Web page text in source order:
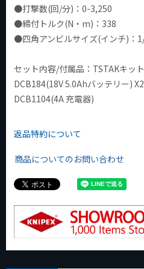
●打撃数(回/分)：0-3,250
●締付トルク(N・m)：338
●四角アンビルサイズ(インチ)：
セット内容/付属品：TSTAKキッ
DCB184(18V 5.0Ahバッテリー) X2
DCB1104(4A 充電器)
返品特約について
商品についてのお問い合わせ